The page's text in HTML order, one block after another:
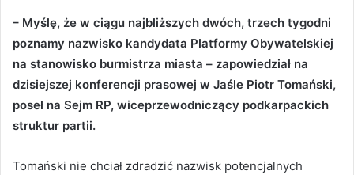
– Myślę, że w ciągu najbliższych dwóch, trzech tygodni
poznamy nazwisko kandydata Platformy Obywatelskiej
na stanowisko burmistrza miasta – zapowiedział na
dzisiejszej konferencji prasowej w Jaśle Piotr Tomański,
poseł na Sejm RP, wiceprzewodniczący podkarpackich
struktur partii.
Tomański nie chciał zdradzić nazwisk potencjalnych